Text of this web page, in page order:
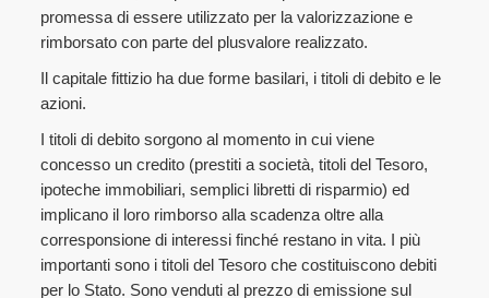
promessa di essere utilizzato per la valorizzazione e
rimborsato con parte del plusvalore realizzato.
Il capitale fittizio ha due forme basilari, i titoli di debito e le
azioni.
I titoli di debito sorgono al momento in cui viene
concesso un credito (prestiti a società, titoli del Tesoro,
ipoteche immobiliari, semplici libretti di risparmio) ed
implicano il loro rimborso alla scadenza oltre alla
corresponsione di interessi finché restano in vita. I più
importanti sono i titoli del Tesoro che costituiscono debiti
per lo Stato. Sono venduti al prezzo di emissione sul